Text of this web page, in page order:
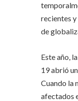
recientes
de
Este año,
19 abrió
Cuando la
afectados